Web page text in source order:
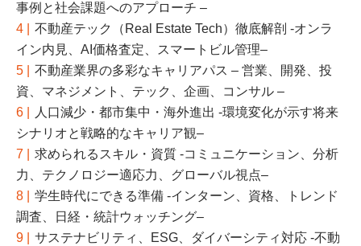
事例と社会課題へのアプローチ –
4 |
不動産テック（Real Estate Tech）徹底解剖 -オンラ
イン内見、AI価格査定、スマートビル管理–
5 |
不動産業界の多彩なキャリアパス – 営業、開発、投
資、マネジメント、テック、企画、コンサル –
6 |
人口減少・都市集中・海外進出 -環境変化が示す将来
シナリオと戦略的なキャリア観–
7 |
求められるスキル・資質 -コミュニケーション、分析
力、テクノロジー適応力、グローバル視点–
8 |
学生時代にできる準備 -インターン、資格、トレンド
調査、日経・統計ウォッチング–
9 |
サステナビリティ、ESG、ダイバーシティ対応 -不動